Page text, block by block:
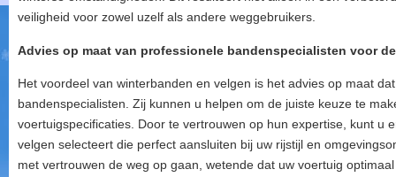
veiligheid voor zowel uzelf als andere weggebruikers.
Advies op maat van professionele bandenspecialisten voor
Het voordeel van winterbanden en velgen is het advies op maat
bandenspecialisten. Zij kunnen u helpen om de juiste keuze te
voertuigspecificaties. Door te vertrouwen op hun expertise, kunt u
velgen selecteert die perfect aansluiten bij uw rijstijl en
met vertrouwen de weg op gaan, wetende dat uw voertuig